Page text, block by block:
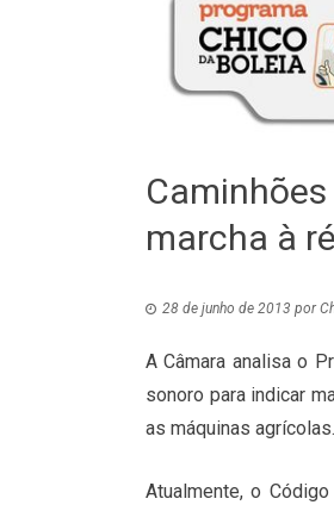
marcha à ré
28 de junho de 2013 por
A Câmara analisa o
sonoro para indicar
as máquinas agrícolas.
Atualmente, o